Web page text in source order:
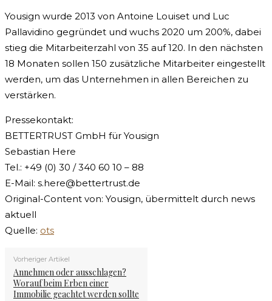
Yousign wurde 2013 von Antoine Louiset und Luc
Pallavidino gegründet und wuchs 2020 um 200%, dabei
stieg die Mitarbeiterzahl von 35 auf 120. In den nächsten
18 Monaten sollen 150 zusätzliche Mitarbeiter eingestellt
werden, um das Unternehmen in allen Bereichen zu
verstärken.
Pressekontakt:
BETTERTRUST GmbH für Yousign
Sebastian Here
Tel.: +49 (0) 30 / 340 60 10 – 88
E-Mail: s.here@bettertrust.de
Original-Content von: Yousign, übermittelt durch news
aktuell
Quelle: ots
Vorheriger Artikel
Annehmen oder ausschlagen?
Worauf beim Erben einer
Immobilie geachtet werden sollte